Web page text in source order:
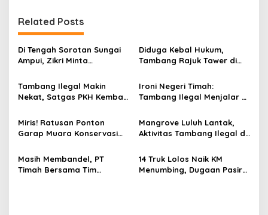
a
v
i
a
i
n
Related Posts
Di Tengah Sorotan Sungai
Ampui, Zikri Minta
Pengurus Sebenarnya
Diduga Kebal Hukum,
Tambang Rajuk Tawer di
Diam
Tambang Ilegal Makin
Nekat, Satgas PKH Kembali
Disembunyikan di Lubuk
Besar
Ironi Negeri Timah:
Tambang Ilegal Menjalar di
dan Makorem Babel
Miris! Ratusan Ponton
Garap Muara Konservasi
Mata
Mangrove Luluh Lantak,
Aktivitas Tambang Ilegal di
Minerba
Masih Membandel, PT
Timah Bersama Tim
14 Truk Lolos Naik KM
Menumbing, Dugaan Pasir